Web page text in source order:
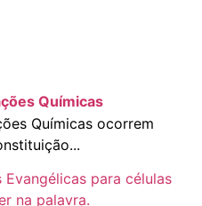
Químicas
Químicas ocorrem